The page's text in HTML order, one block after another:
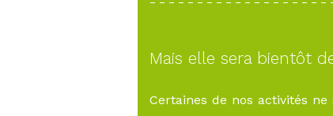
Mais elle sera bientôt
Certaines de nos activités